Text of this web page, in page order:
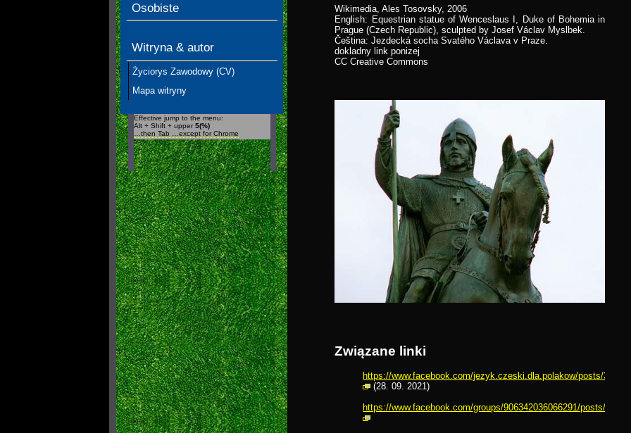
Osobiste
Witryna & autor
Życiorys Zawodowy (CV)
Mapa witryny
Effective jump to the menu:
Alt + Shift + upper5(%)
…then Tab …except for Chrome
Wikimedia, Ales Tosovsky, 2006
English: Equestrian statue of Wenceslaus I, Duke of Bohemia in
Prague (Czech Republic), sculpted by Josef Václav Myslbek.
Čeština: Jezdecká socha Svatého Václava v Praze.
dokladny link ponizej
CC Creative Commons
Związane linki
https://www.facebook.com/jezyk.czeski.dla.polakow/posts/
(28. 09. 2021)
https://www.facebook.com/groups/906342036066291/posts/